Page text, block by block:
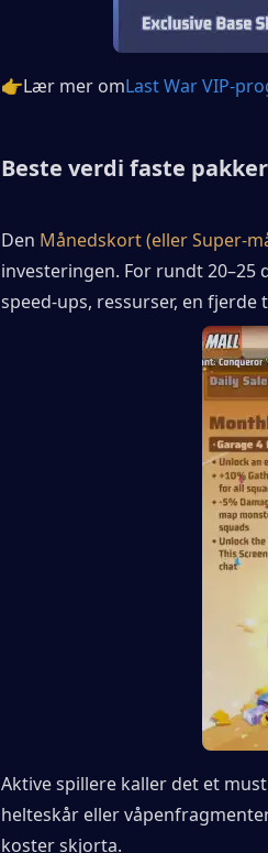
👉Lær mer omLast War VIP-
Beste verdi faste pakker
Den Månedskort (eller Super-
investeringen. For rundt
speed-ups, ressurser, en
Aktive spillere kaller det et
helteskår eller
koster skjorta.